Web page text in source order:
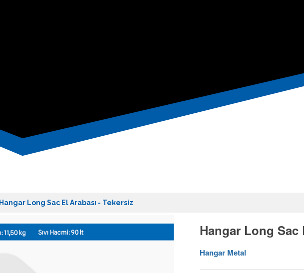
Hangar Long Sac El Arabası - Tekersiz
Hangar Long Sac
Hangar Metal